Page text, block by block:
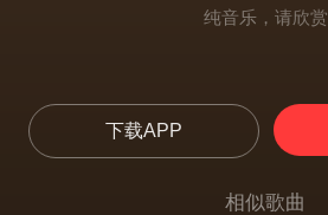
纯音乐，请欣赏
下载APP
相似歌曲